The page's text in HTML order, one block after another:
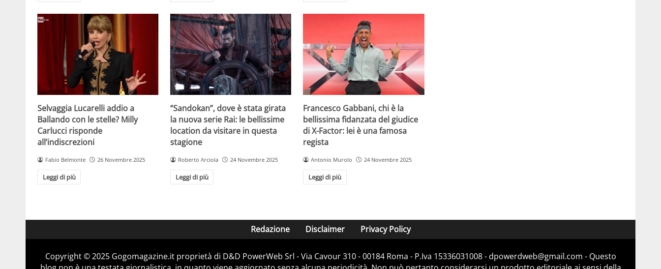
Selvaggia Lucarelli addio a
Ballando con le stelle? Milly
Carlucci risponde
all’indiscrezioni
Fabio Belmonte 26 Novembre 2025
Leggi di più
“Sandokan”, dove è stata girata
la nuova serie Rai: le bellissime
location da visitare in questa
stagione
Roberto Arciola 24 Novembre 2025
Leggi di più
Francesco Gabbani, chi è la
bellissima fidanzata del giudice
di X-Factor: lei è una famosa
regista
Antonio Murolo 24 Novembre 2025
Leggi di più
Redazione Disclaimer Privacy Policy
Copyright © 2025 Gogomagazine.it proprietà di D&D PowerWeb Srl - Via Cavour 310 - 00184 Roma - P.Iva 15336031008 - dpowerdweb@gmail.com - Questo